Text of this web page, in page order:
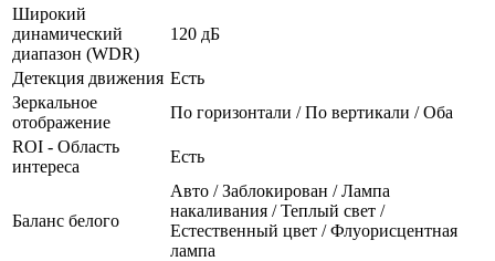
Широкий
динамический
диапазон (WDR)
120 дБ
Детекция движения Есть
Зеркальное
отображение
По горизонтали / По вертикали / Оба
ROI - Область
интереса
Есть
Баланс белого
Авто / Заблокирован / Лампа
накаливания / Теплый свет /
Естественный цвет / Флуорисцентная
лампа